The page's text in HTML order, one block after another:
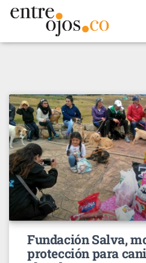
Fundación Salva,
protección para